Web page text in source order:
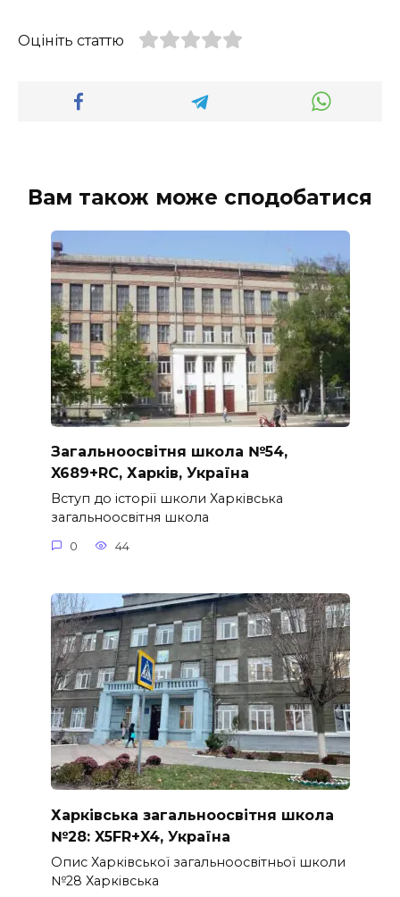
Оцініть статтю
Вам також може сподобатися
Загальноосвітня школа №54,
X689+RC, Харків, Україна
Вступ до історії школи Харківська
загальноосвітня школа
0 44
Харківська загальноосвітня школа
№28: X5FR+X4, Україна
Опис Харківської загальноосвітньої школи
№28 Харківська